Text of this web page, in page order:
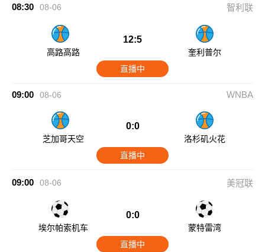
08:30 08-06 智利联
高路高路
12:5
奎利普尔
直播中
09:00 08-06 WNBA
芝加哥天空
0:0
洛杉矶火花
直播中
09:00 08-06 美冠联
埃尔帕索机车
0:0
蒙特雷湾
直播中